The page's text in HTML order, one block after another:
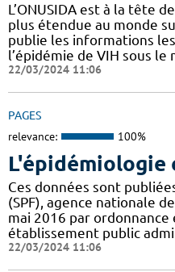
L’ONUSIDA est à la tête
plus étendue au monde
publie les informations
l’épidémie de VIH sous le
22/03/2024 11:06
PAGES
relevance: 100%
L'épidémiologie
Ces données sont
(SPF), agence nationale
mai 2016 par ordonnance
établissement public
22/03/2024 11:06